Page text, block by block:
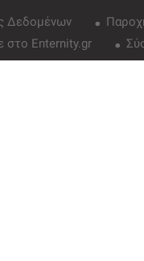
Δεδομένων
στο Enternity.gr